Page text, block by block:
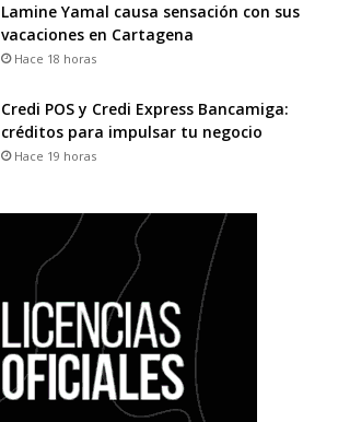
Lamine Yamal causa sensación con sus
vacaciones en Cartagena
Hace 18 horas
Credi POS y Credi Express Bancamiga:
créditos para impulsar tu negocio
Hace 19 horas